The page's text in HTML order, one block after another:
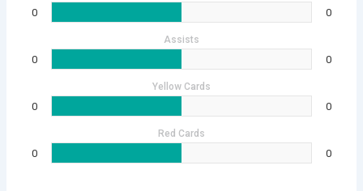
0 0
Assists
0 0
Yellow Cards
0 0
Red Cards
0 0